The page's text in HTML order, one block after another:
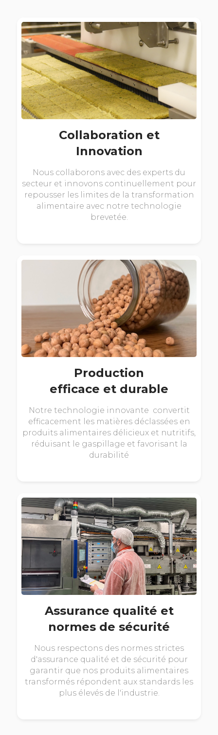
Collaboration et
Innovation
Nous collaborons avec des experts du
secteur et innovons continuellement pour
repousser les limites de la transformation
alimentaire avec notre technologie
brevetée.
Production
efficace et durable
Notre technologie innovante convertit
efficacement les matières déclassées en
produits alimentaires délicieux et nutritifs,
réduisant le gaspillage et favorisant la
durabilité
Assurance qualité et
normes de sécurité
Nous respectons des normes strictes
d'assurance qualité et de sécurité pour
garantir que nos produits alimentaires
transformés répondent aux standards les
plus élevés de l'industrie.